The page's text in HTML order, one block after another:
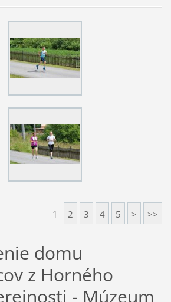
1 2 3 4 5 > >>
domu
z Horného
- Múzeum